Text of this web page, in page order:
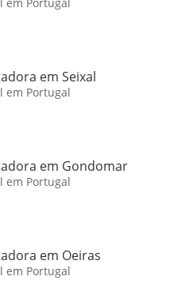
em Seixal
em Portugal
em Gondomar
em Portugal
em Oeiras
em Portugal